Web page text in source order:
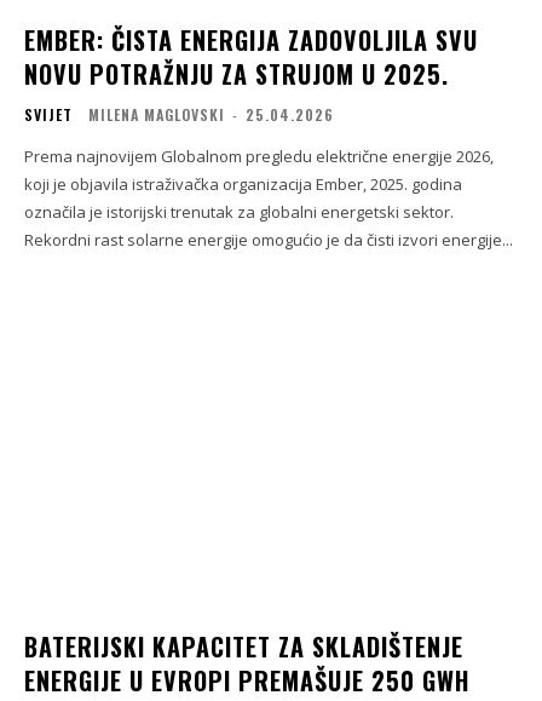
EMBER: ČISTA ENERGIJA ZADOVOLJILA SVU
NOVU POTRAŽNJU ZA STRUJOM U 2025.
SVIJET MILENA MAGLOVSKI - 25.04.2026
Prema najnovijem Globalnom pregledu električne energije 2026,
koji je objavila istraživačka organizacija Ember, 2025. godina
označila je istorijski trenutak za globalni energetski sektor.
Rekordni rast solarne energije omogućio je da čisti izvori energije...
BATERIJSKI KAPACITET ZA SKLADIŠTENJE
ENERGIJE U EVROPI PREMAŠUJE 250 GWH